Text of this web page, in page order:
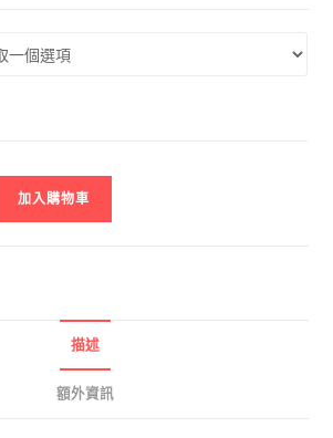
加入購物車
描述
額外資訊